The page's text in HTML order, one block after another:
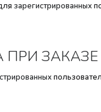
зарегистрированных